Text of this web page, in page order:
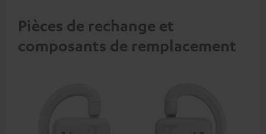
Pièces de rechange et
composants de remplacement